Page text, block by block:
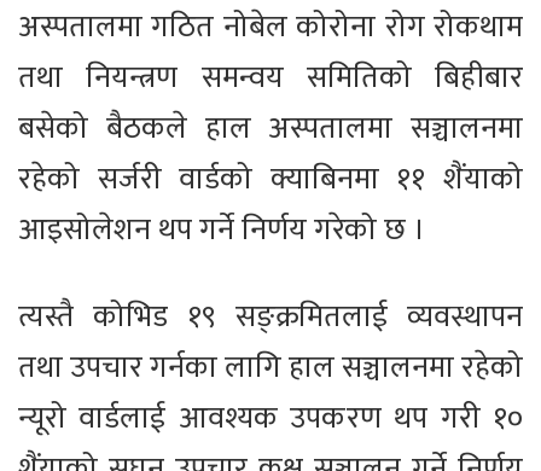
अस्पतालमा गठित नोबेल कोरोना रोग रोकथाम
तथा नियन्त्रण समन्वय समितिको बिहीबार
बसेको बैठकले हाल अस्पतालमा सञ्चालनमा
रहेको सर्जरी वार्डको क्याबिनमा ११ शैंयाको
आइसोलेशन थप गर्ने निर्णय गरेको छ ।
त्यस्तै कोभिड १९ सङ्क्रमितलाई व्यवस्थापन
तथा उपचार गर्नका लागि हाल सञ्चालनमा रहेको
न्यूरो वार्डलाई आवश्यक उपकरण थप गरी १०